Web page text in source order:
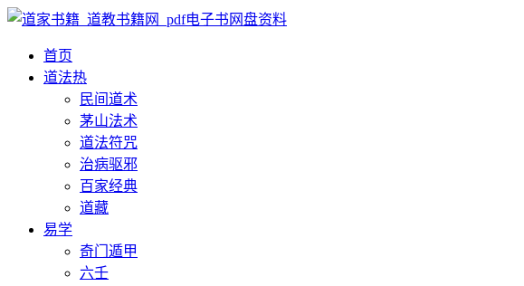
首页
道法热
民间道术
茅山法术
道法符咒
治病驱邪
百家经典
道藏
易学
奇门遁甲
六壬